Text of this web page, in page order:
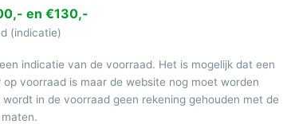
en €130,-
(indicatie)
indicatie van de voorraad. Het is mogelijk dat een
op voorraad is maar de website nog moet worden
wordt in de voorraad geen rekening gehouden met de